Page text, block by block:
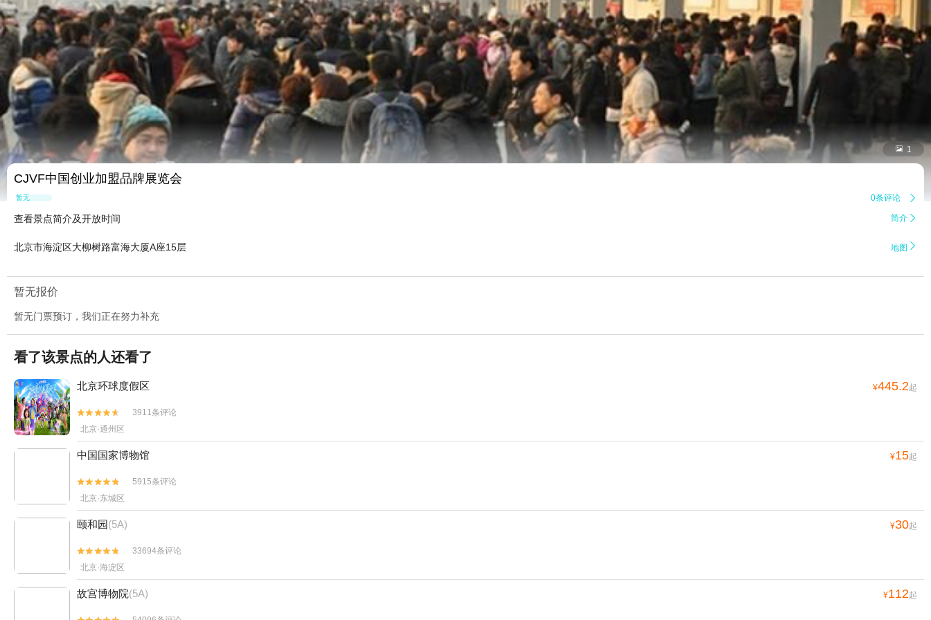
 1
CJVF中国创业加盟品牌展览会
暂无点评 0条评论 
查看景点简介及开放时间 简介 
北京市海淀区大柳树路富海大厦A座15层 地图 
暂无报价
暂无门票预订，我们正在努力补充
看了该景点的人还看了
北京环球度假区 ¥445.2起


3911条评论
北京·通州区
中国国家博物馆 ¥15起


5915条评论
北京·东城区
颐和园(5A) ¥30起


33694条评论
北京·海淀区
故宫博物院(5A) ¥112起